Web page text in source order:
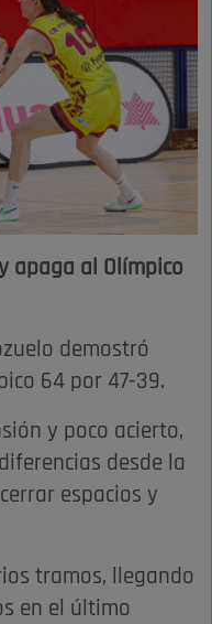
apaga al Olímpico
demostró
64 por 47-39.
y poco acierto,
desde la
espacios y
tramos, llegando
en el último